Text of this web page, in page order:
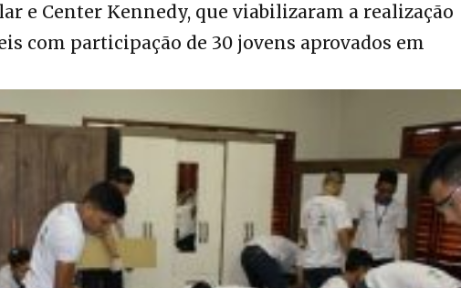
e Center Kennedy, que viabilizaram a realização
com participação de 30 jovens aprovados em